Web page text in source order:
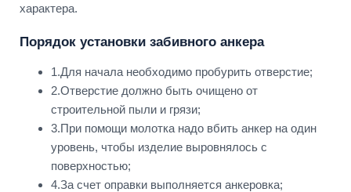
характера.
Порядок установки забивного анкера
1.Для начала необходимо пробурить отверстие;
2.Отверстие должно быть очищено от
строительной пыли и грязи;
3.При помощи молотка надо вбить анкер на один
уровень, чтобы изделие выровнялось с
поверхностью;
4.За счет оправки выполняется анкеровка;